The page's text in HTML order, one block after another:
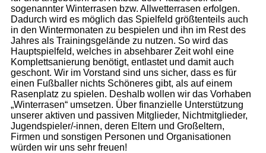
sogenannter Winterrasen bzw. Allwetterrasen erfolgen.
Dadurch wird es möglich das Spielfeld größtenteils auch
in den Wintermonaten zu bespielen und ihn im Rest des
Jahres als Trainingsgelände zu nutzen. So wird das
Hauptspielfeld, welches in absehbarer Zeit wohl eine
Komplettsanierung benötigt, entlastet und damit auch
geschont. Wir im Vorstand sind uns sicher, dass es für
einen Fußballer nichts Schöneres gibt, als auf einem
Rasenplatz zu spielen. Deshalb wollen wir das Vorhaben
„Winterrasen“ umsetzen. Über finanzielle Unterstützung
unserer aktiven und passiven Mitglieder, Nichtmitglieder,
Jugendspieler/-innen, deren Eltern und Großeltern,
Firmen und sonstigen Personen und Organisationen
würden wir uns sehr freuen!